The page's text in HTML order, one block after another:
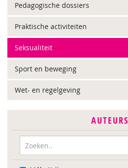
Pedagogische dossiers
Praktische activiteiten
Seksualiteit
Sport en beweging
Wet- en regelgeving
AUTEURS